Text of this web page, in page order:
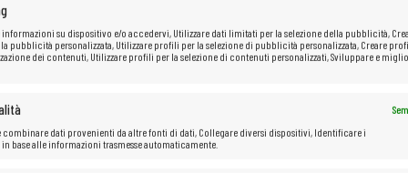
su dispositivo e/o accedervi, Utilizzare dati limitati per la selezione della pubblicità,
pubblicità personalizzata, Utilizzare profili per la selezione di pubblicità personalizzata, Creare
dei contenuti, Utilizzare profili per la selezione di contenuti personalizzati, Sviluppare e
combinare dati provenienti da altre fonti di dati, Collegare diversi dispositivi, Identificare i
base alle informazioni trasmesse automaticamente.